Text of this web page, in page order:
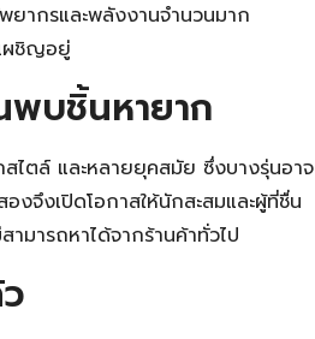
ยากรและพลังงานจำนวนมาก
ผชิญอยู่
พบชิ้นหายาก
สไตล์ และหลายยุคสมัย ซึ่งบางรุ่นอาจ
งจึงเปิดโอกาสให้นักสะสมและผู้ที่ชื่น
มารถหาได้จากร้านค้าทั่วไป